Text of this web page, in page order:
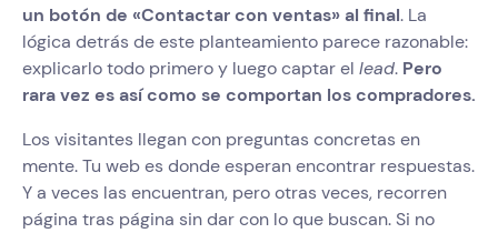
un botón de «Contactar con ventas» al final. La
lógica detrás de este planteamiento parece razonable:
explicarlo todo primero y luego captar el lead. Pero
rara vez es así como se comportan los compradores.
Los visitantes llegan con preguntas concretas en
mente. Tu web es donde esperan encontrar respuestas.
Y a veces las encuentran, pero otras veces, recorren
página tras página sin dar con lo que buscan. Si no